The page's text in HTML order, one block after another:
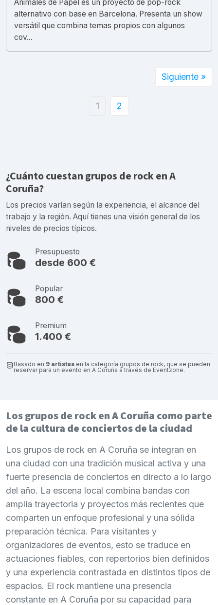
Animales de Papel es un proyecto de pop-rock
alternativo con base en Barcelona. Presenta un show
versátil que combina temas propios con algunos
cov...
1 2
Siguiente »
¿Cuánto cuestan grupos de rock en A
Coruña?
Los precios varían según la experiencia, el alcance del
trabajo y la región. Aquí tienes una visión general de los
niveles de precios típicos.
Presupuesto
desde 600 €
Popular
800 €
Premium
1.400 €
Basado en 9 artistas en la categoría grupos de rock, que se pueden
reservar para un evento en A Coruña a través de Eventzone.
Los grupos de rock en A Coruña como parte
de la cultura de conciertos de la ciudad
Los grupos de rock en A Coruña se integran en
una ciudad con una tradición musical activa y una
fuerte presencia de conciertos en directo a lo largo
del año. La escena local combina bandas con
amplia trayectoria y proyectos más recientes que
comparten un enfoque profesional y una sólida
preparación técnica. Para visitantes y
organizadores de eventos, esto se traduce en
actuaciones fiables, con repertorios bien definidos
y una experiencia contrastada en distintos tipos de
espacios. El rock mantiene una presencia
constante en A Coruña por su capacidad para